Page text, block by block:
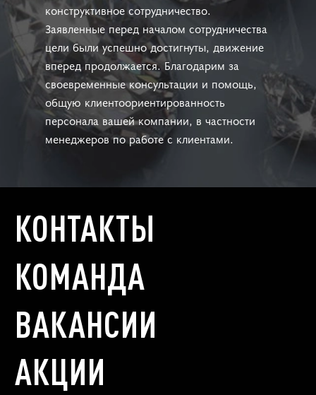
конструктивное сотрудничество.
Заявленные перед началом сотрудничества
цели были успешно достигнуты, движение
вперед продолжается. Благодарим за
своевременные консультации и помощь,
общую клиентоориентированность
персонала вашей компании, в частности
менеджеров по работе с клиентами.
КОНТАКТЫ
КОМАНДА
ВАКАНСИИ
АКЦИИ